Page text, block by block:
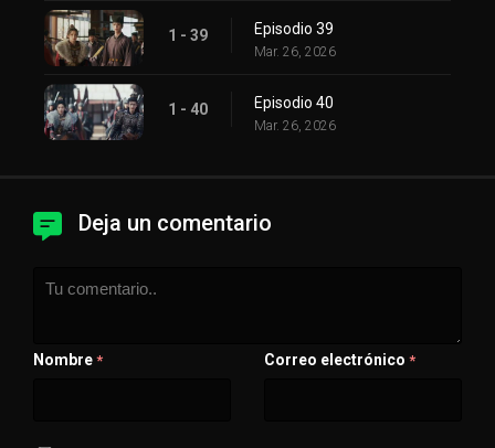
1 - 39 Episodio 39
Mar. 26, 2026
1 - 40 Episodio 40
Mar. 26, 2026
Deja un comentario
Nombre * Correo electrónico *